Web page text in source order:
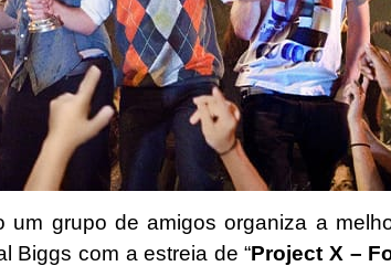
um grupo de amigos organiza a
Biggs com a estreia de “Project X –